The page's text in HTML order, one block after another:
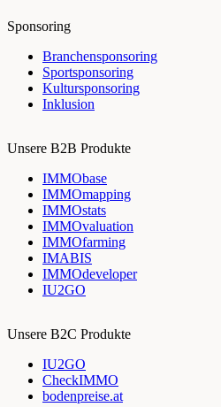
Sponsoring
Branchensponsoring
Sportsponsoring
Kultursponsoring
Inklusion
Unsere B2B Produkte
IMMObase
IMMOmapping
IMMOstats
IMMOvaluation
IMMOfarming
IMABIS
IMMOdeveloper
IU2GO
Unsere B2C Produkte
IU2GO
CheckIMMO
bodenpreise.at